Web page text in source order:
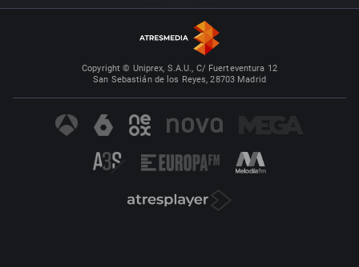
Copyright © Uniprex, S.A.U., C/ Fuerteventura 12
San Sebastián de los Reyes, 28703 Madrid